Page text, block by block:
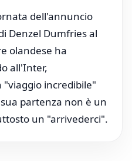
dell'annuncio
Denzel Dumfries al
olandese ha
all'Inter,
"viaggio incredibile"
partenza non è un
un "arrivederci".